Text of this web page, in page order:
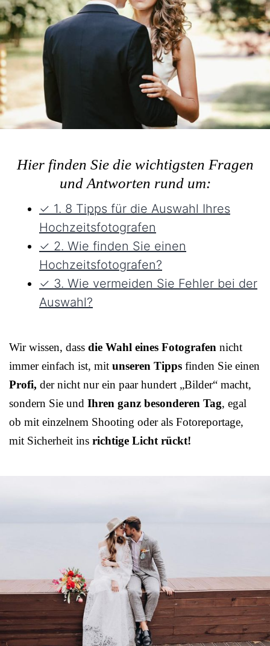
Hier finden Sie die wichtigsten Fragen
und Antworten rund um:
✓ 1. 8 Tipps für die Auswahl Ihres
Hochzeitsfotografen
✓ 2. Wie finden Sie einen
Hochzeitsfotografen?
✓ 3. Wie vermeiden Sie Fehler bei der
Auswahl?
Wir wissen, dass die Wahl eines Fotografen nicht
immer einfach ist, mit unseren Tipps finden Sie einen
Profi, der nicht nur ein paar hundert „Bilder“ macht,
sondern Sie und Ihren ganz besonderen Tag, egal
ob mit einzelnem Shooting oder als Fotoreportage,
mit Sicherheit ins richtige Licht rückt!